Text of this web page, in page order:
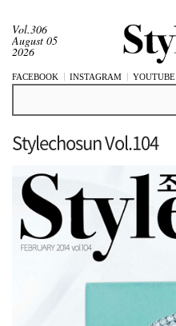
Vol.306
August 05
2026
FACEBOOK INSTAGRAM YOUTUBE
Stylechosun Vol.104